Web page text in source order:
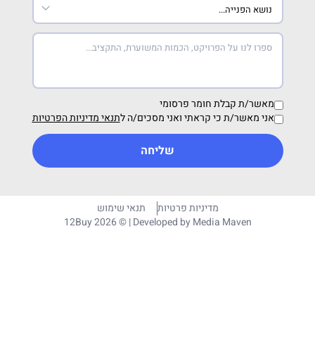
מאשר/ת קבלת חומר פרסומי
אני מאשר/ת כי קראתי ואני מסכים/ה לתנאי מדיניות הפרטיות
שליחה
מדיניות פרטיות
תנאי שימוש
12Buy 2026 © | Developed byMedia Maven